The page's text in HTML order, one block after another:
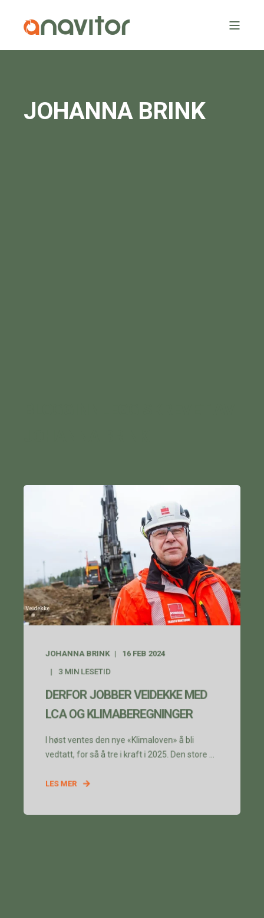
JOHANNA BRINK
JOHANNA BRINK 16 FEB 2024
3MIN LESETID
DERFOR JOBBER VEIDEKKE MED
LCA OG KLIMABEREGNINGER
I høst ventes den nye «Klimaloven» å bli
vedtatt, for så å tre i kraft i 2025. Den store ...
LES MER